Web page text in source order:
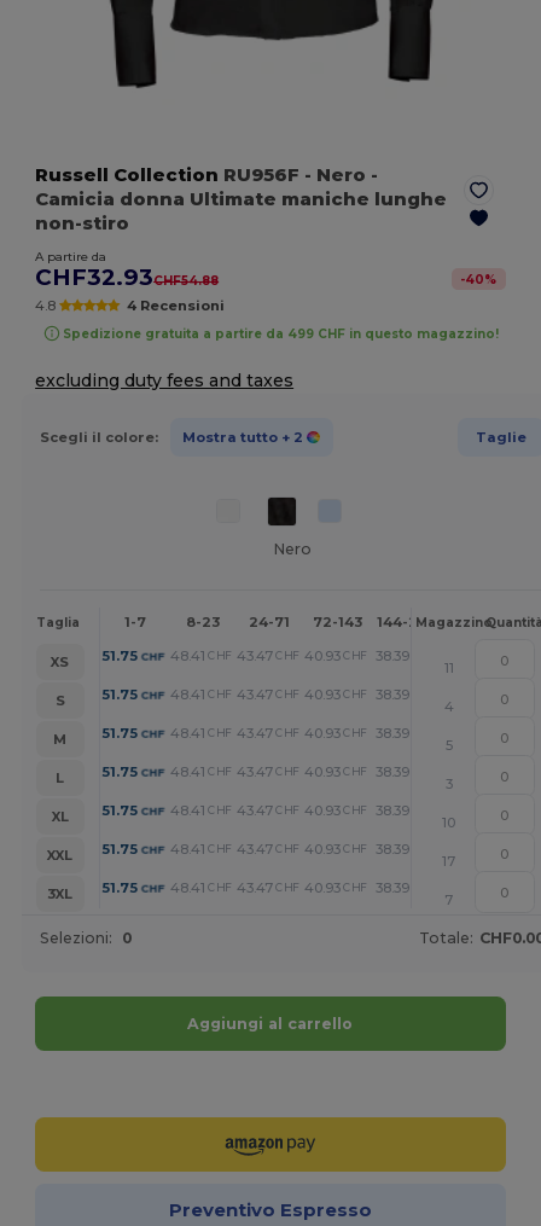
Russell Collection RU956F - Nero -
Camicia donna Ultimate maniche lunghe
non-stiro
A partire da
CHF32.93CHF54.88 -40%
4.8 4 Recensioni
Spedizione gratuita a partire da 499 CHF in questo magazzino!
excluding duty fees and taxes
Scegli il colore: Mostra tutto + 2 Taglie
Nero
Taglia 1-7 8-23 24-71 72-143 144-287 288 +
Magazzino
XS 51.75 CHF 48.41 CHF 43.47 CHF 40.93 CHF 38.39 CHF
11
S
51.75 CHF 48.41 CHF 43.47 CHF 40.93 CHF 38.39 CHF
4
M
51.75 CHF 48.41 CHF 43.47 CHF 40.93 CHF 38.39 CHF
5
L
51.75 CHF 48.41 CHF 43.47 CHF 40.93 CHF 38.39 CHF
3
XL
51.75 CHF 48.41 CHF 43.47 CHF 40.93 CHF 38.39 CHF
10
XXL
51.75 CHF 48.41 CHF 43.47 CHF 40.93 CHF 38.39 CHF
17
3XL
51.75 CHF 48.41 CHF 43.47 CHF 40.93 CHF 38.39 CHF
7
Selezioni: 0 Totale:
Aggiungi al carrello
Preventivo Espresso